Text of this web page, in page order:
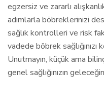
egzersiz ve zararlı
adımlarla böbreklerinizi
sağlık kontrolleri ve risk
vadede böbrek sağlığınızı
Unutmayın, küçük ama
genel sağlığınızın